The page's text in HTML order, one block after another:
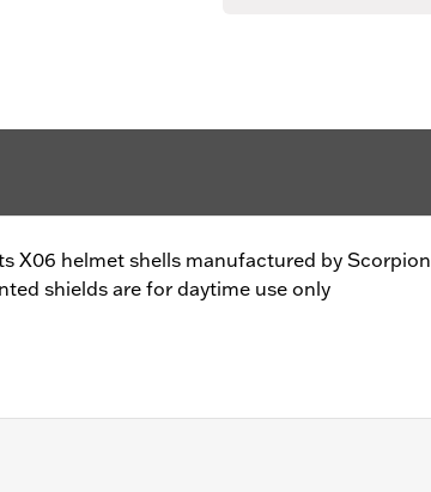
X06 helmet shells manufactured by Scorpion
shields are for daytime use only